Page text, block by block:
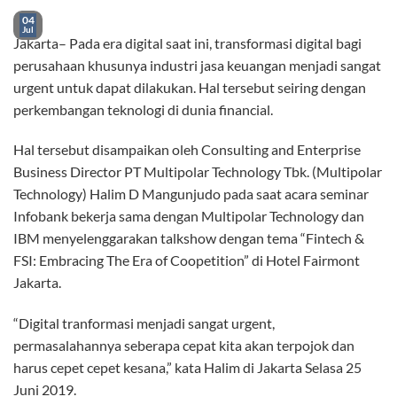
04
Jul
Jakarta– Pada era digital saat ini, transformasi digital bagi
perusahaan khusunya industri jasa keuangan menjadi sangat
urgent untuk dapat dilakukan. Hal tersebut seiring dengan
perkembangan teknologi di dunia financial.
Hal tersebut disampaikan oleh Consulting and Enterprise
Business Director PT Multipolar Technology Tbk. (Multipolar
Technology) Halim D Mangunjudo pada saat acara seminar
Infobank bekerja sama dengan Multipolar Technology dan
IBM menyelenggarakan talkshow dengan tema “Fintech &
FSI: Embracing The Era of Coopetition” di Hotel Fairmont
Jakarta.
“Digital tranformasi menjadi sangat urgent,
permasalahannya seberapa cepat kita akan terpojok dan
harus cepet cepet kesana,” kata Halim di Jakarta Selasa 25
Juni 2019.